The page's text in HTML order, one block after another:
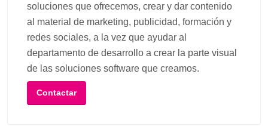
soluciones que ofrecemos, crear y dar contenido
al material de marketing, publicidad, formación y
redes sociales, a la vez que ayudar al
departamento de desarrollo a crear la parte visual
de las soluciones software que creamos.
Contactar